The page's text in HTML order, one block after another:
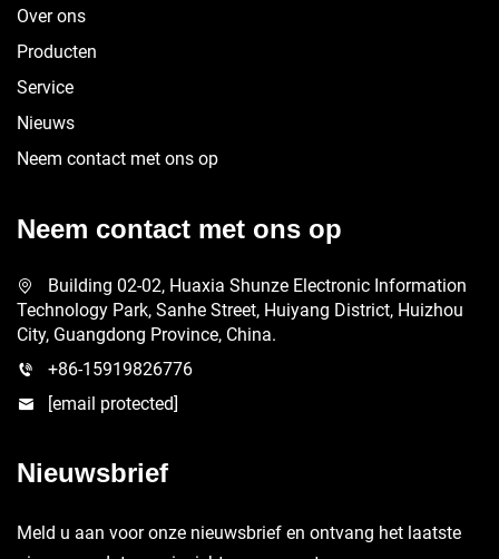
Over ons
Producten
Service
Nieuws
Neem contact met ons op
Neem contact met ons op
Building 02-02, Huaxia Shunze Electronic Information
Technology Park, Sanhe Street, Huiyang District, Huizhou
City, Guangdong Province, China.
+86-15919826776
[email protected]
Nieuwsbrief
Meld u aan voor onze nieuwsbrief en ontvang het laatste